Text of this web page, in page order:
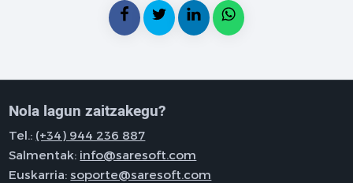
Nola lagun zaitzakegu?
Tel.: (+34) 944 236 887
Salmentak: info@saresoft.com
Euskarria:soporte@saresoft.com